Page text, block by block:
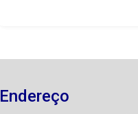
Endereço